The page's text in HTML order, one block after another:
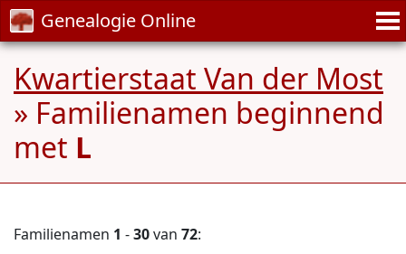
Genealogie Online
Kwartierstaat Van der Most
» Familienamen beginnend
met L
Familienamen 1 -30van 72: